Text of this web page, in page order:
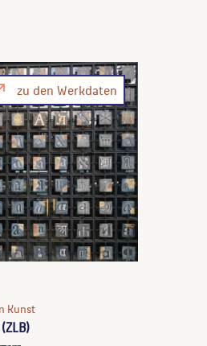
zu den Werkdaten
Kunst